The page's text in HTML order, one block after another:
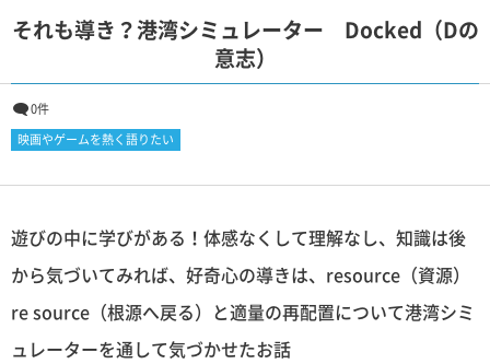
それも導き？港湾シミュレーター Docked（Dの
意志）
0件
映画やゲームを熱く語りたい
遊びの中に学びがある！体感なくして理解なし、知識は後
から気づいてみれば、好奇心の導きは、resource（資源）
re source（根源へ戻る）と適量の再配置について港湾シミ
ュレーターを通して気づかせたお話